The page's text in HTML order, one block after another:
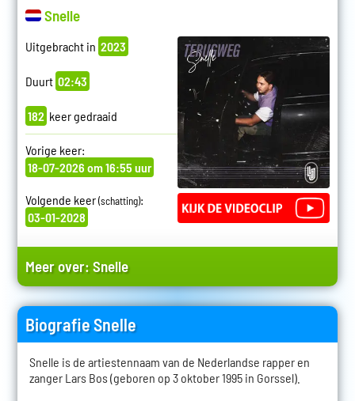
Snelle
Uitgebracht in 2023
Duurt 02:43
182 keer gedraaid
Vorige keer:
18-07-2026 om 16:55 uur
Volgende keer(schatting):
03-01-2028
Meer over:Snelle
Biografie Snelle
Snelle is de artiestennaam van de Nederlandse rapper en
zanger Lars Bos (geboren op 3 oktober 1995 in Gorssel).